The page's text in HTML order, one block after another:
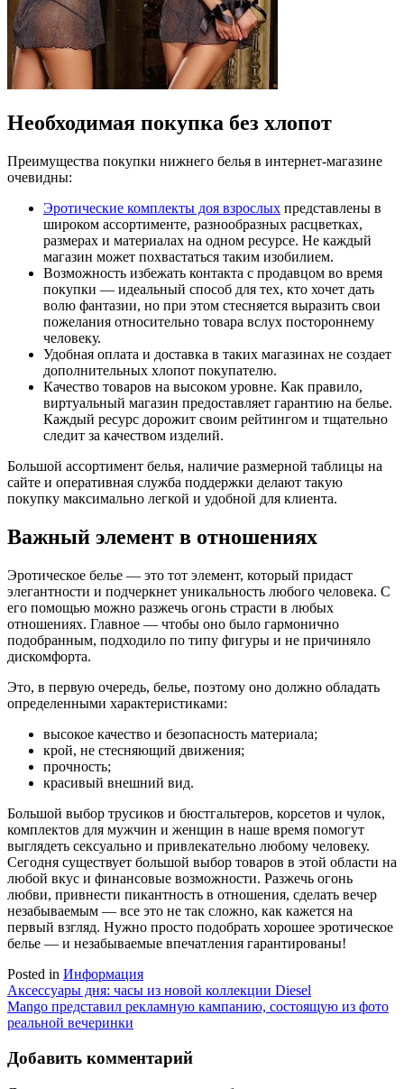
Необходимая покупка без хлопот
Преимущества покупки нижнего белья в интернет-магазине
очевидны:
Эротические комплекты доя взрослых представлены в
широком ассортименте, разнообразных расцветках,
размерах и материалах на одном ресурсе. Не каждый
магазин может похвастаться таким изобилием.
Возможность избежать контакта с продавцом во время
покупки ― идеальный способ для тех, кто хочет дать
волю фантазии, но при этом стесняется выразить свои
пожелания относительно товара вслух постороннему
человеку.
Удобная оплата и доставка в таких магазинах не создает
дополнительных хлопот покупателю.
Качество товаров на высоком уровне. Как правило,
виртуальный магазин предоставляет гарантию на белье.
Каждый ресурс дорожит своим рейтингом и тщательно
следит за качеством изделий.
Большой ассортимент белья, наличие размерной таблицы на
сайте и оперативная служба поддержки делают такую
покупку максимально легкой и удобной для клиента.
Важный элемент в отношениях
Эротическое белье ― это тот элемент, который придаст
элегантности и подчеркнет уникальность любого человека. С
его помощью можно разжечь огонь страсти в любых
отношениях. Главное ― чтобы оно было гармонично
подобранным, подходило по типу фигуры и не причиняло
дискомфорта.
Это, в первую очередь, белье, поэтому оно должно обладать
определенными характеристиками:
высокое качество и безопасность материала;
крой, не стесняющий движения;
прочность;
красивый внешний вид.
Большой выбор трусиков и бюстгальтеров, корсетов и чулок,
комплектов для мужчин и женщин в наше время помогут
выглядеть сексуально и привлекательно любому человеку.
Сегодня существует большой выбор товаров в этой области на
любой вкус и финансовые возможности. Разжечь огонь
любви, привнести пикантность в отношения, сделать вечер
незабываемым ― все это не так сложно, как кажется на
первый взгляд. Нужно просто подобрать хорошее эротическое
белье ― и незабываемые впечатления гарантированы!
Posted in Информация
Навигация
по
Аксессуары дня: часы из новой коллекции Diesel
Mango представил рекламную кампанию, состоящую из фото
реальной вечеринки
Добавить комментарий